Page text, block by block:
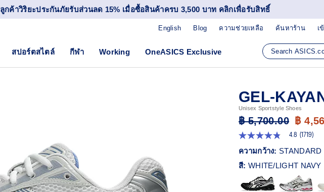
ลูกค้าวิริยะประกันภัยรับส่วนลด 15% เมื่อซื้อสินค้าครบ 3,500 บาท คลิกเพื่อรับสิทธิ์
Blog ความช่วยเหลือ ค้นหาร้าน เ
English
สปอร์ตสไตล์ กีฬา Working OneASICS Exclusive
GEL-
Unisex Sportstyle Shoes
฿ 5,700.00 ฿
4.8
จาก
5
ดาว
ค่า
คะแนน
เฉลี่ย
4.8 (1719)
ความกว้าง: STANDARD
สี: WHITE/LIGHT NAVY